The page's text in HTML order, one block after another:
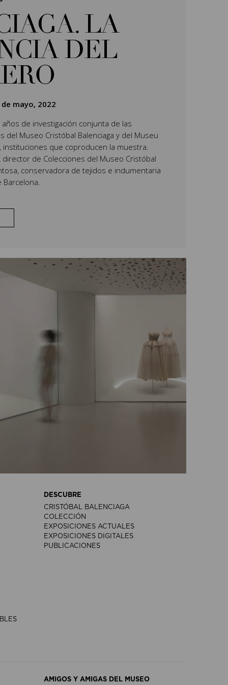
LA
DEL
de mayo, 2022
de investigación conjunta de las
del Museo Cristóbal Balenciaga y del Museu
instituciones que coproducen la muestra.
director de Colecciones del Museo Cristóbal
conservadora de tejidos e indumentaria
Barcelona.
DESCUBRE
CRISTÓBAL BALENCIAGA
COLECCIÓN
EXPOSICIONES ACTUALES
EXPOSICIONES DIGITALES
PUBLICACIONES
AMIGOS Y AMIGAS DEL MUSEO